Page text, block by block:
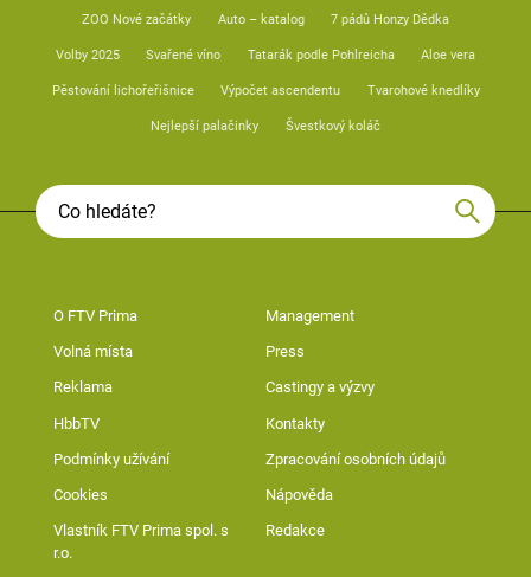
ZOO Nové začátky Auto – katalog 7 pádů Honzy Dědka
Volby 2025 Svařené víno Tatarák podle Pohlreicha Aloe vera
Pěstování lichořeřišnice Výpočet ascendentu Tvarohové knedlíky
Nejlepší palačinky Švestkový koláč
O FTV Prima Management
Volná místa Press
Reklama Castingy a výzvy
HbbTV Kontakty
Podmínky užívání Zpracování osobních údajů
Cookies Nápověda
Vlastník FTV Prima spol. s
r.o.
Redakce